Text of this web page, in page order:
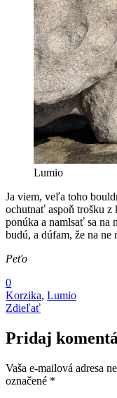
Lumio
Ja viem, veľa toho
ochutnať aspoň trošku z
ponúka a namlsať sa na
budú, a dúfam, že na
Peťo
0
Korzika, Lumio
Zdieľať
Pridaj
Vaša e-mailová adresa
označené *